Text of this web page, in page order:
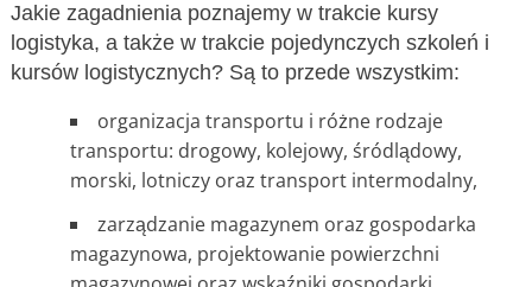
Jakie zagadnienia poznajemy w trakcie kursy
logistyka, a także w trakcie pojedynczych szkoleń i
kursów logistycznych? Są to przede wszystkim:
organizacja transportu i różne rodzaje
transportu: drogowy, kolejowy, śródlądowy,
morski, lotniczy oraz transport intermodalny,
zarządzanie magazynem oraz gospodarka
magazynowa, projektowanie powierzchni